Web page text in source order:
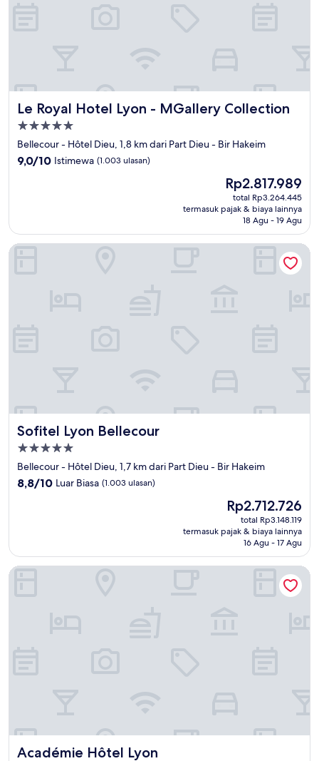
Le Royal Hotel Lyon - MGallery Collection
Le Royal Hotel Lyon - MGallery Collection
Properti
bintang
5.0
Bellecour - Hôtel Dieu, 1,8 km dari Part Dieu - Bir Hakeim
9.0
9,0/10 Istimewa (1.003 ulasan)
Harga
sekarang
Rp2.817.989
Rp2.817.989
total Rp3.264.445
termasuk pajak & biaya lainnya
18 Agu - 19 Agu
Sofitel Lyon Bellecour
Sofitel Lyon Bellecour
Properti
bintang
5.0
Bellecour - Hôtel Dieu, 1,7 km dari Part Dieu - Bir Hakeim
8.8
ulasan)
8,8/10 Luar Biasa (1.003 ulasan)
Harga
sekarang
Rp2.712.726
Rp2.712.726
total Rp3.148.119
termasuk pajak & biaya lainnya
16 Agu - 17 Agu
Sofitel Lyon Bellecour
Académie Hôtel Lyon
Académie Hôtel Lyon
Académie Hôtel Lyon